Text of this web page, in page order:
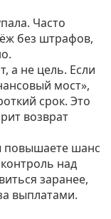
Часто
без штрафов,
а не цель. Если
мост»,
срок. Это
возврат
повышаете шанс
над
заранее,
выплатами.